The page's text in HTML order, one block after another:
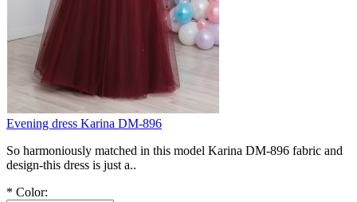
Evening dress Karina DM-896
So harmoniously matched in this model Karina DM-896 fabric and
design-this dress is just a..
* Color: